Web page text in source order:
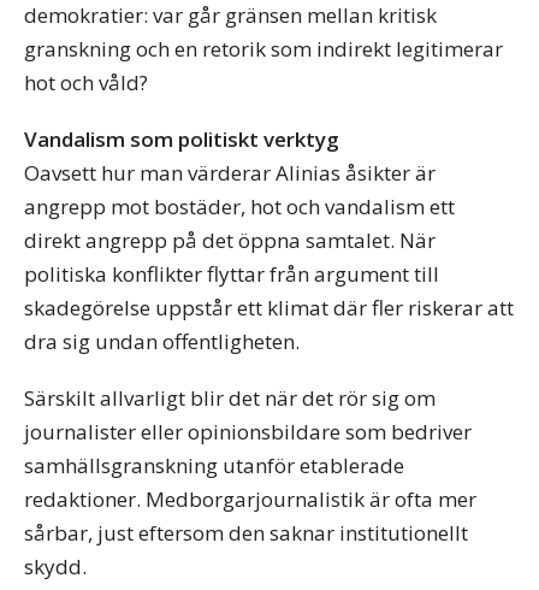
demokratier: var går gränsen mellan kritisk
granskning och en retorik som indirekt legitimerar
hot och våld?
Vandalism som politiskt verktyg
Oavsett hur man värderar Alinias åsikter är
angrepp mot bostäder, hot och vandalism ett
direkt angrepp på det öppna samtalet. När
politiska konflikter flyttar från argument till
skadegörelse uppstår ett klimat där fler riskerar att
dra sig undan offentligheten.
Särskilt allvarligt blir det när det rör sig om
journalister eller opinionsbildare som bedriver
samhällsgranskning utanför etablerade
redaktioner. Medborgarjournalistik är ofta mer
sårbar, just eftersom den saknar institutionellt
skydd.